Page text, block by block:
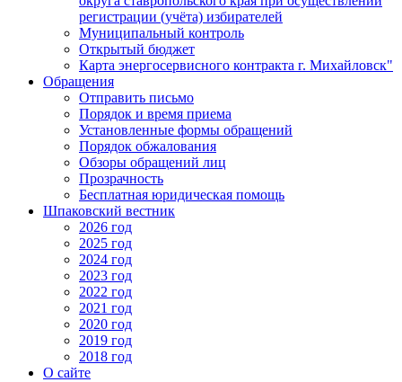
регистрации (учёта) избирателей
Муниципальный контроль
Открытый бюджет
Карта энергосервисного контракта г. Михайловск"
Обращения
Отправить письмо
Порядок и время приема
Установленные формы обращений
Порядок обжалования
Обзоры обращений лиц
Прозрачность
Бесплатная юридическая помощь
Шпаковский вестник
2026 год
2025 год
2024 год
2023 год
2022 год
2021 год
2020 год
2019 год
2018 год
О сайте